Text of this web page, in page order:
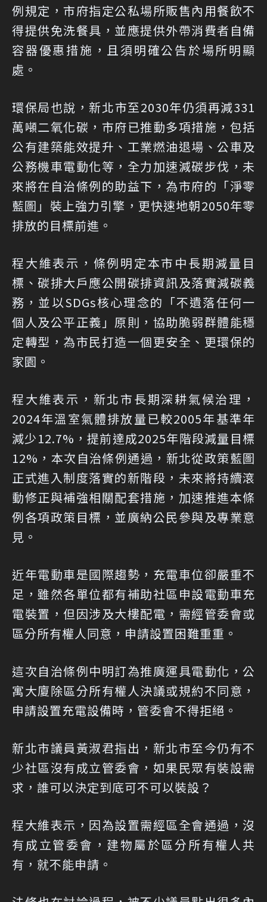
例規定，市府指定公私場所販售內用餐飲不
得提供免洗餐具，並應提供外帶消費者自備
容器優惠措施，且須明確公告於場所明顯
處。
環保局也說，新北市至2030年仍須再減331
萬噸二氧化碳，市府已推動多項措施，包括
公有建築能效提升、工業燃油退場、公車及
公務機車電動化等，全力加速減碳步伐，未
來將在自治條例的助益下，為市府的「淨零
藍圖」裝上強力引擎，更快速地朝2050年零
排放的目標前進。
程大維表示，條例明定本市中長期減量目
標、碳排大戶應公開碳排資訊及落實減碳義
務，並以SDGs核心理念的「不遺落任何一
個人及公平正義」原則，協助脆弱群體能穩
定轉型，為市民打造一個更安全、更環保的
家園。
程大維表示，新北市長期深耕氣候治理，
2024年溫室氣體排放量已較2005年基準年
減少12.7%，提前達成2025年階段減量目標
12%，本次自治條例通過，新北從政策藍圖
正式進入制度落實的新階段，未來將持續滾
動修正與補強相關配套措施，加速推進本條
例各項政策目標，並廣納公民參與及專業意
見。
近年電動車是國際趨勢，充電車位卻嚴重不
足，雖然各單位都有補助社區申設電動車充
電裝置，但因涉及大樓配電，需經管委會或
區分所有權人同意，申請設置困難重重。
這次自治條例中明訂為推廣運具電動化，公
寓大廈除區分所有權人決議或規約不同意，
申請設置充電設備時，管委會不得拒絕。
新北市議員黃淑君指出，新北市至今仍有不
少社區沒有成立管委會，如果民眾有裝設需
求，誰可以決定到底可不可以裝設？
程大維表示，因為設置需經區全會通過，沒
有成立管委會，建物屬於區分所有權人共
有，就不能申請。